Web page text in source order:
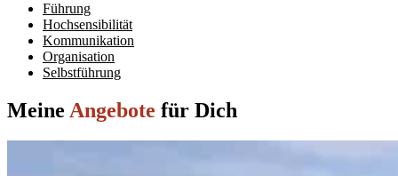
Führung
Hochsensibilität
Kommunikation
Organisation
Selbstführung
Meine Angebote für Dich